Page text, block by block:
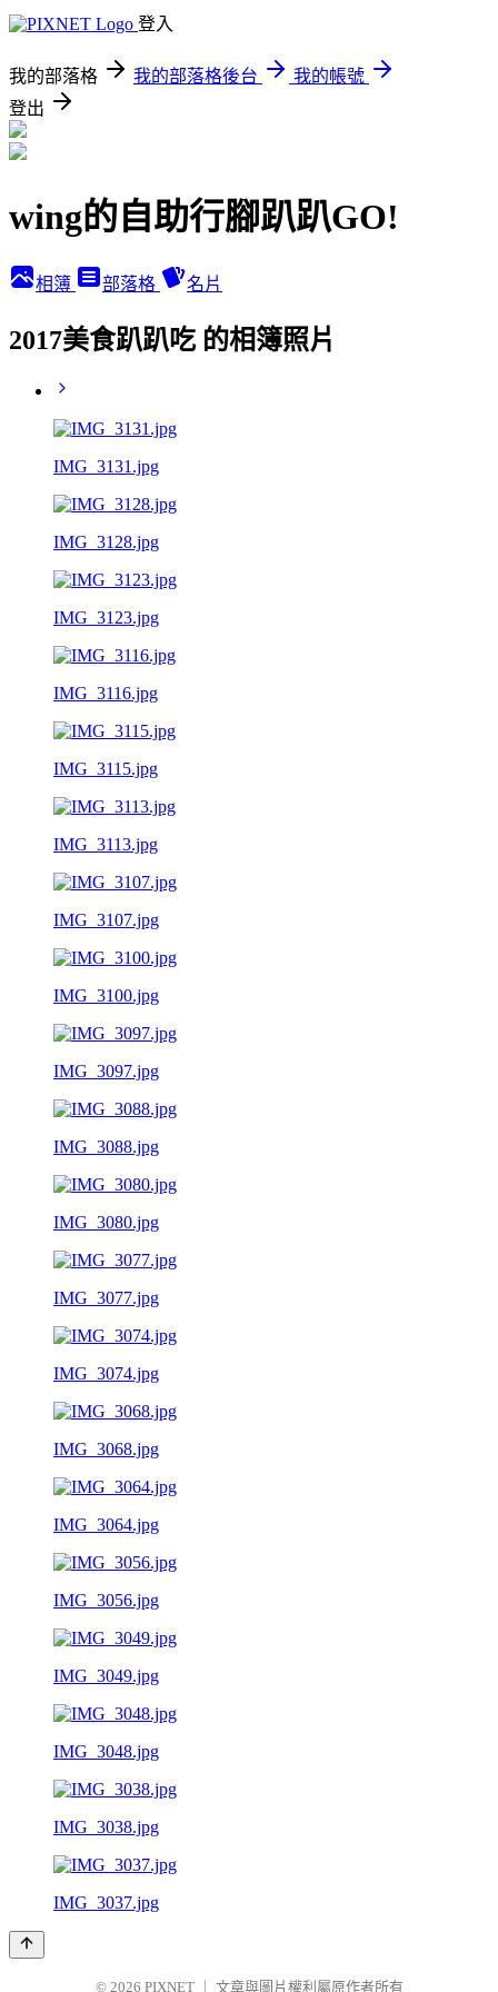
登入
我的部落格 我的部落格後台
我的帳號
登出
wing的自助行腳趴趴GO!
相簿 部落格 名片
2017美食趴趴吃 的相簿照片
IMG_3131.jpg
IMG_3128.jpg
IMG_3123.jpg
IMG_3116.jpg
IMG_3115.jpg
IMG_3113.jpg
IMG_3107.jpg
IMG_3100.jpg
IMG_3097.jpg
IMG_3088.jpg
IMG_3080.jpg
IMG_3077.jpg
IMG_3074.jpg
IMG_3068.jpg
IMG_3064.jpg
IMG_3056.jpg
IMG_3049.jpg
IMG_3048.jpg
IMG_3038.jpg
IMG_3037.jpg
© 2026 PIXNET 文章與圖片權利屬原作者所有